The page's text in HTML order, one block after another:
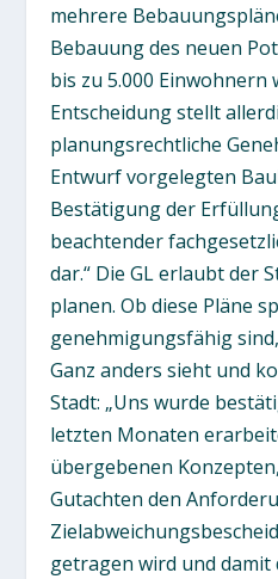
mehrere
Bebauung des neuen
bis zu 5.000
Entscheidung stellt
planungsrechtliche
Entwurf vorgelegten
Bestätigung der
beachtender
dar.“ Die GL erlaubt der
planen. Ob diese Pläne
genehmigungsfähig
Ganz anders sieht und
Stadt: „Uns wurde
letzten Monaten
übergebenen
Gutachten den
getragen wird und damit